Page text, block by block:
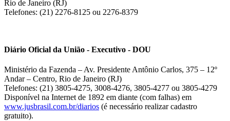
Rio de Janeiro (RJ)
Telefones: (21) 2276-8125 ou 2276-8379
Diário Oficial da União - Executivo - DOU
Ministério da Fazenda – Av. Presidente Antônio Carlos, 375 – 12º
Andar – Centro, Rio de Janeiro (RJ)
Telefones: (21) 3805-4275, 3008-4276, 3805-4277 ou 3805-4279
Disponível na Internet de 1892 em diante (com falhas) em
www.jusbrasil.com.br/diarios (é necessário realizar cadastro
gratuito).